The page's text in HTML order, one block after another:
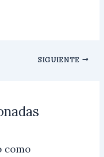
SIGUIENTE
como